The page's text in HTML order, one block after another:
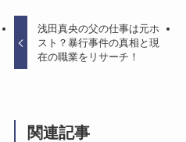
浅田真央の父の仕事は元ホ
スト？暴行事件の真相と現
在の職業をリサーチ！
関連記事